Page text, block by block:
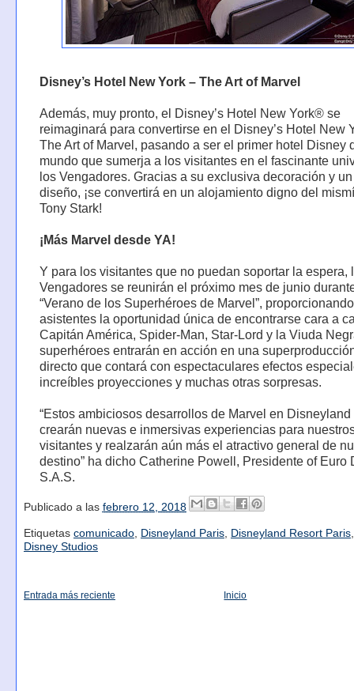
Disney’s Hotel New York – The Art of Marvel
Además, muy pronto, el Disney’s Hotel New York® se
reimaginará para convertirse en el Disney’s Hotel New
The Art of Marvel, pasando a ser el primer hotel Disney
mundo que sumerja a los visitantes en el fascinante
los Vengadores. Gracias a su exclusiva decoración y
diseño, ¡se convertirá en un alojamiento digno del
Tony Stark!
¡Más Marvel desde YA!
Y para los visitantes que no puedan soportar la espera,
Vengadores se reunirán el próximo mes de junio
“Verano de los Superhéroes de Marvel”,
asistentes la oportunidad única de encontrarse cara a
Capitán América, Spider-Man, Star-Lord y la Viuda
superhéroes entrarán en acción en una
directo que contará con espectaculares efectos
increíbles proyecciones y muchas otras sorpresas.
“Estos ambiciosos desarrollos de Marvel en Disneyland
crearán nuevas e inmersivas experiencias para
visitantes y realzarán aún más el atractivo general de
destino” ha dicho Catherine Powell, Presidente of Euro
S.A.S.
Publicado a las febrero 12, 2018
Etiquetas comunicado, Disneyland Paris, Disneyland Resort Paris
Disney Studios
Entrada más reciente Inicio